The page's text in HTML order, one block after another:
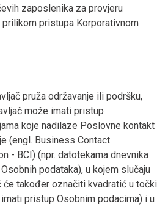
zaposlenika za provjeru
pristupa Korporativnom
pruža održavanje ili podršku,
može imati pristup
koje nadilaze Poslovne kontakt
(engl. Business Contact
- BCI) (npr. datotekama dnevnika
podataka), u kojem slučaju
će također označiti kvadratić u točki
pristup Osobnim podacima) i u